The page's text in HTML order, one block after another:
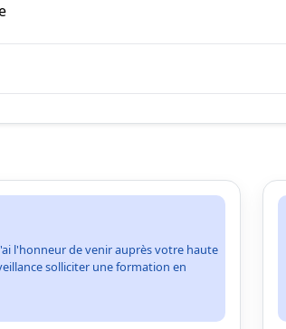
l'honneur de venir auprès votre haute
solliciter une formation en